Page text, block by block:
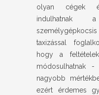
olyan cégek
indulhatnak
taxizással
hogy a
módosulhatnak -
nagyobb
ezért érdemes